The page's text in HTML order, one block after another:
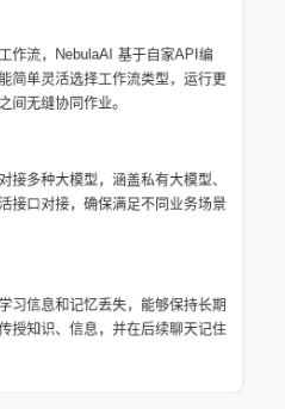
作流，NebulaAI 基于自家API编
简单灵活选择工作流类型，运行更
间无缝协同作业。
接多种大模型，涵盖私有大模型、
接口对接，确保满足不同业务场景
习信息和记忆丢失，能够保持长期
授知识、信息，并在后续聊天记住